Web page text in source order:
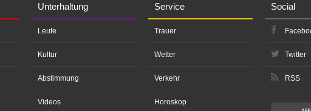
Unterhaltung
Leute
Kultur
Abstimmung
Videos
Service
Trauer
Wetter
Verkehr
Horoskop
Social
Twitter
RSS